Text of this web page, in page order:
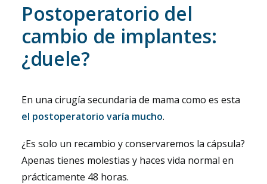
Postoperatorio del
cambio de implantes:
¿duele?
En una cirugía secundaria de mama como es esta
el postoperatorio varía mucho.
¿Es solo un recambio y conservaremos la cápsula?
Apenas tienes molestias y haces vida normal en
prácticamente 48 horas.